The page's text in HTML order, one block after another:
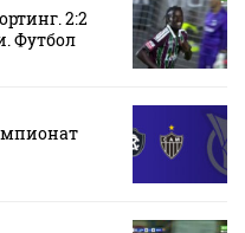
2:2
Футбол